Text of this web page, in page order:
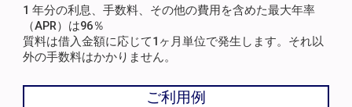
1 年分の利息、手数料、その他の費用を含めた最大年率
（APR）は96％
質料は借入金額に応じて1ヶ月単位で発生します。それ以
外の手数料はかかりません。
ご利用例